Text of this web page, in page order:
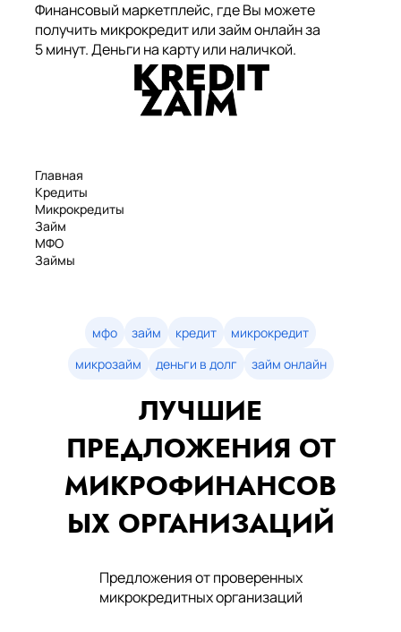
Финансовый маркетплейс, где Вы можете
получить микрокредит или займ онлайн за
5 минут. Деньги на карту или наличкой.
Главная
Кредиты
Микрокредиты
Займ
МФО
Займы
Займы онлайн
Денежные кредиты
мфо займ кредит
микрокредит
микрозайм
деньги в долг займ онлайн
ЛУЧШИЕ
ПРЕДЛОЖЕНИЯ ОТ
МИКРОФИНАНСОВ
ЫХ ОРГАНИЗАЦИЙ
Предложения от проверенных
микрокредитных организаций